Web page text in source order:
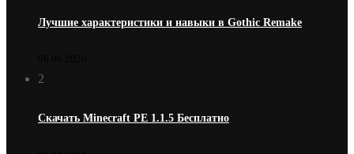
Лучшие характеристики и навыки в Gothic Remake
2
Скачать Minecraft PE 1.1.5 Бесплатно